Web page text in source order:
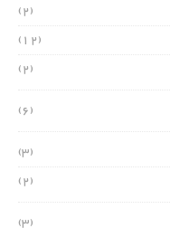
(2)
(12)
(2)
(6)
(3)
(2)
(3)